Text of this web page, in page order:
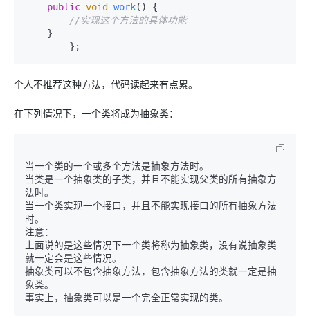
public void work( ) {
//实现这个方法的具体功能
        };
个人不推荐这种方法，代码读起来有点累。
在下列情况下，一个类将成为抽象类：
当一个类的一个或多个方法是抽象方法时。
当类是一个抽象类的子类，并且不能实现父类的所有抽象方
法时。
当一个类实现一个接口，并且不能实现接口的所有抽象方法
时。
注意：
上面说的是这些情况下一个类将称为抽象类，没有说抽象类
就一定会是这些情况。
抽象类可以不包含抽象方法，包含抽象方法的类就一定是抽
象类。
事实上，抽象类可以是一个完全正常实现的类。